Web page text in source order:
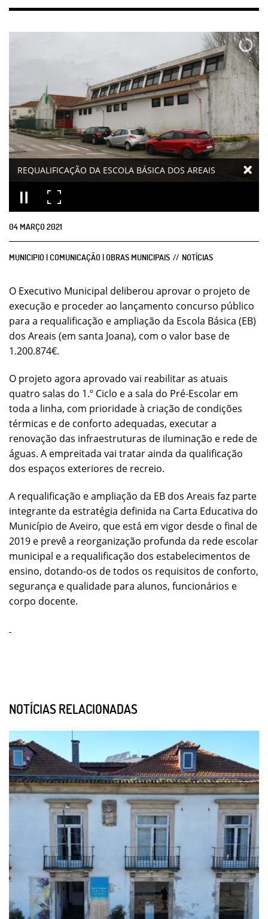
REQUALIFICAÇÃO DA ESCOLA BÁSICA DOS AREAIS
04 MARÇO2021
MUNICIPIO | COMUNICAÇÃO | OBRAS MUNICIPAIS NOTÍCIAS
O Executivo Municipal deliberou aprovar o projeto de
execução e proceder ao lançamento concurso público
para a requalificação e ampliação da Escola Básica (EB)
dos Areais (em santa Joana), com o valor base de
1.200.874€.
O projeto agora aprovado vai reabilitar as atuais
quatro salas do 1.º Ciclo e a sala do Pré-Escolar em
toda a linha, com prioridade à criação de condições
térmicas e de conforto adequadas, executar a
renovação das infraestruturas de iluminação e rede de
águas. A empreitada vai tratar ainda da qualificação
dos espaços exteriores de recreio.
A requalificação e ampliação da EB dos Areais faz parte
integrante da estratégia definida na Carta Educativa do
Município de Aveiro, que está em vigor desde o final de
2019 e prevê a reorganização profunda da rede escolar
municipal e a requalificação dos estabelecimentos de
ensino, dotando-os de todos os requisitos de conforto,
segurança e qualidade para alunos, funcionários e
corpo docente.
NOTÍCIAS RELACIONADAS